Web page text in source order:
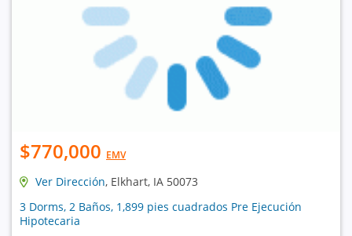
$770,000 EMV
Ver Dirección, Elkhart, IA 50073
3 Dorms, 2 Baños, 1,899 pies cuadrados Pre Ejecución
Hipotecaria